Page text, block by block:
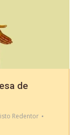
de
Redentor